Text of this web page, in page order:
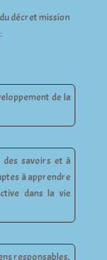
décret mission
de la
des savoirs et à
à apprendre
dans la vie
responsables,